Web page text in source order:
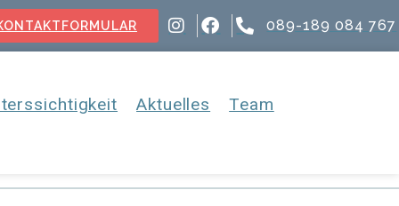
089-189 084 767
Aktuelles Team